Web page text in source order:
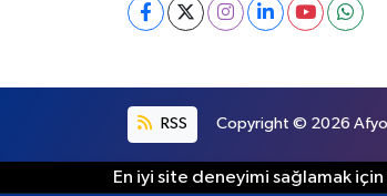
RSS Copyright © 2026 Afyon
En iyi site deneyimi sağlamak